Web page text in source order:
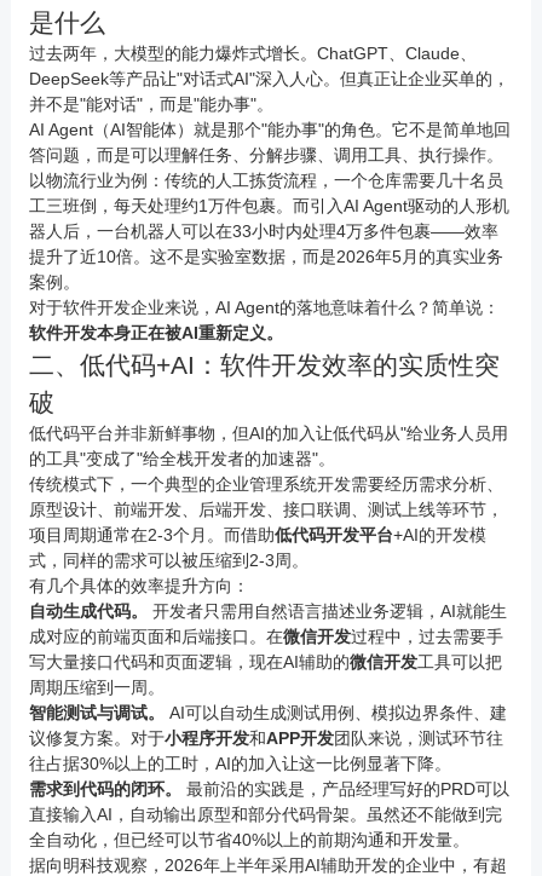
是什么
过去两年，大模型的能力爆炸式增长。ChatGPT、Claude、
DeepSeek等产品让"对话式AI"深入人心。但真正让企业买单的，
并不是"能对话"，而是"能办事"。
AI Agent（AI智能体）就是那个"能办事"的角色。它不是简单地回
答问题，而是可以理解任务、分解步骤、调用工具、执行操作。
以物流行业为例：传统的人工拣货流程，一个仓库需要几十名员
工三班倒，每天处理约1万件包裹。而引入AI Agent驱动的人形机
器人后，一台机器人可以在33小时内处理4万多件包裹——效率
提升了近10倍。这不是实验室数据，而是2026年5月的真实业务
案例。
对于软件开发企业来说，AI Agent的落地意味着什么？简单说：
软件开发本身正在被AI重新定义。
二、低代码+AI：软件开发效率的实质性突
破
低代码平台并非新鲜事物，但AI的加入让低代码从"给业务人员用
的工具"变成了"给全栈开发者的加速器"。
传统模式下，一个典型的企业管理系统开发需要经历需求分析、
原型设计、前端开发、后端开发、接口联调、测试上线等环节，
项目周期通常在2-3个月。而借助低代码开发平台+AI的开发模
式，同样的需求可以被压缩到2-3周。
有几个具体的效率提升方向：
自动生成代码。
开发者只需用自然语言描述业务逻辑，AI就能生
成对应的前端页面和后端接口。在微信开发过程中，过去需要手
写大量接口代码和页面逻辑，现在AI辅助的微信开发工具可以把
周期压缩到一周。
智能测试与调试。
AI可以自动生成测试用例、模拟边界条件、建
议修复方案。对于小程序开发和APP开发团队来说，测试环节往
往占据30%以上的工时，AI的加入让这一比例显著下降。
需求到代码的闭环。
最前沿的实践是，产品经理写好的PRD可以
直接输入AI，自动输出原型和部分代码骨架。虽然还不能做到完
全自动化，但已经可以节省40%以上的前期沟通和开发量。
据向明科技观察，2026年上半年采用AI辅助开发的企业中，有超